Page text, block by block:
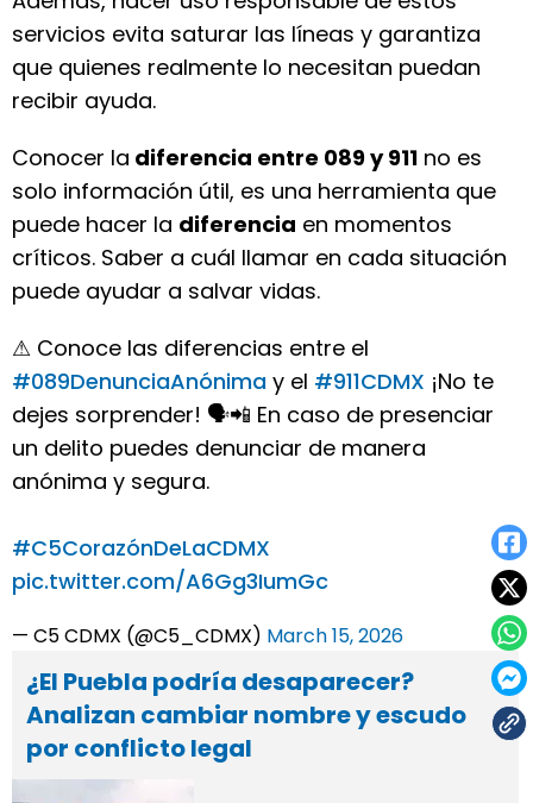
servicios evita saturar las líneas y garantiza
que quienes realmente lo necesitan puedan
recibir ayuda.
Conocer la diferencia entre 089 y 911 no es
solo información útil, es una herramienta que
puede hacer la diferencia en momentos
críticos. Saber a cuál llamar en cada situación
puede ayudar a salvar vidas.
⚠ Conoce las diferencias entre el
#089DenunciaAnónima y el #911CDMX ¡No te
dejes sorprender! 🗣📲 En caso de presenciar
un delito puedes denunciar de manera
anónima y segura.
#C5CorazónDeLaCDMX
pic.twitter.com/A6Gg3IumGc
— C5 CDMX (@C5_CDMX) March 15, 2026
¿El Puebla podría desaparecer?
Analizan cambiar nombre y escudo
por conflicto legal